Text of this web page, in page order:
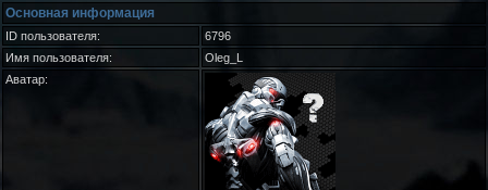
Основная информация
ID пользователя:
6796
Имя пользователя:
Oleg_L
Аватар: